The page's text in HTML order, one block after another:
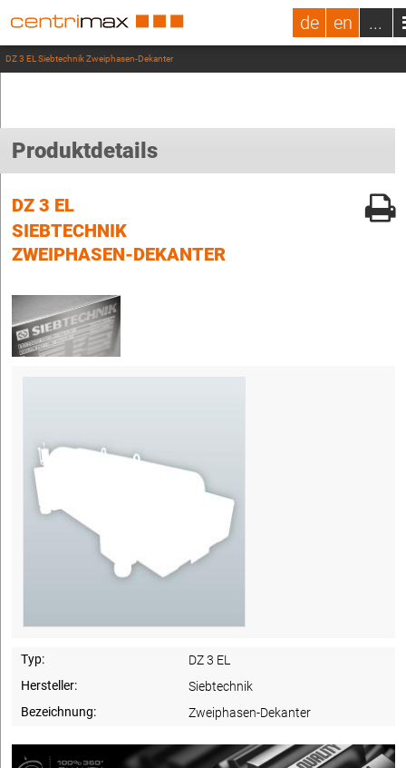
de en ...
DZ 3 EL Siebtechnik Zweiphasen-Dekanter
Produktdetails
DZ 3 EL
SIEBTECHNIK
ZWEIPHASEN-DEKANTER
Typ:
DZ 3 EL
Hersteller:
Siebtechnik
Bezeichnung:
Zweiphasen-Dekanter